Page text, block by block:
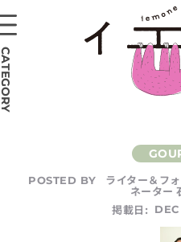
POSTED BY ライター＆フ
ネーター
掲載日: